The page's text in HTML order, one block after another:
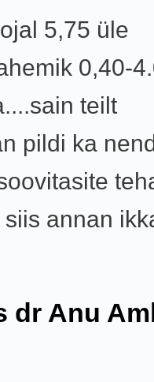
5,75 üle
0,40-
teilt
pildi ka
annan
dr Anu